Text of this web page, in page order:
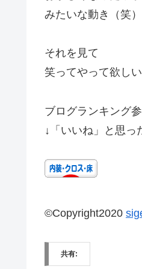
みたいな動き（笑）
それを見て
笑ってやって欲し
ブログランキング参
↓「いいね」と思っ
©Copyright2020
共有: